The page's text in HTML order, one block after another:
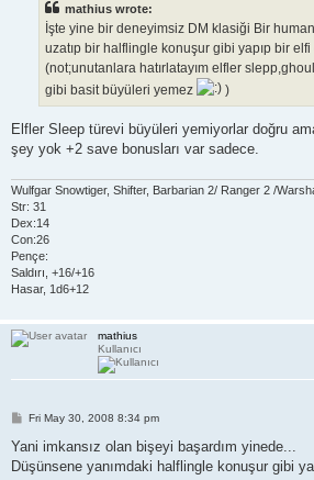
mathius wrote:
İşte yine bir deneyimsiz DM klasiği Bir
uzatıp bir halflingle konuşur gibi yapıp bir
(not;unutanlara hatırlatayım elfler
gibi basit büyüleri yemez
)
Elfler Sleep türevi büyüleri yemiyorlar doğru
şey yok +2 save bonusları var sadece.
Wulfgar Snowtiger, Shifter, Barbarian 2/ Ranger 2 /
Str: 31
Dex:14
Con:26
Pençe:
Saldırı, +16/+16
Hasar, 1d6+12
mathius
Kullanıcı
P
s
Fri May 30, 2008 8:34 pm
Yani imkansız olan bişeyi başardım yinede...
Düşünsene yanımdaki halflingle konuşur gibi